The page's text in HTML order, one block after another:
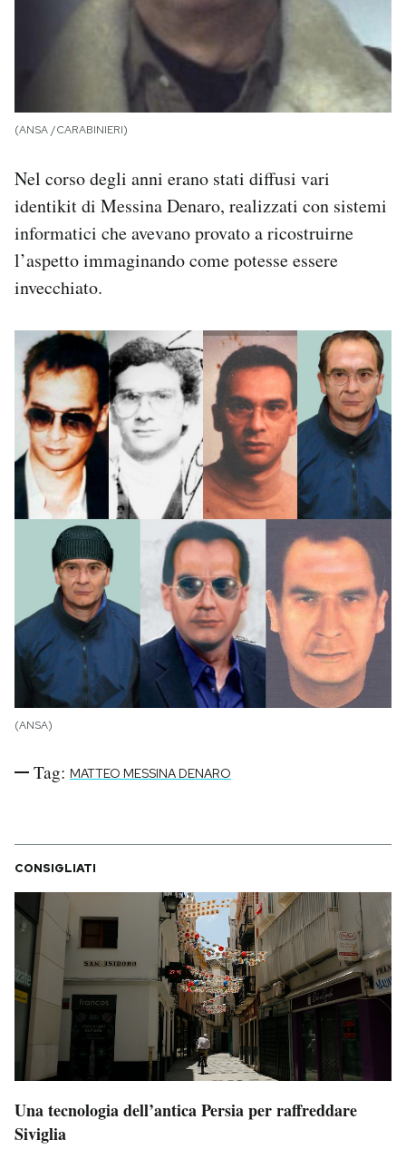
(ANSA /CARABINIERI)
Nel corso degli anni erano stati diffusi vari
identikit di Messina Denaro, realizzati con sistemi
informatici che avevano provato a ricostruirne
l’aspetto immaginando come potesse essere
invecchiato.
(ANSA)
Tag: MATTEO MESSINA DENARO
CONSIGLIATI
Una tecnologia dell’antica Persia per raffreddare
Siviglia